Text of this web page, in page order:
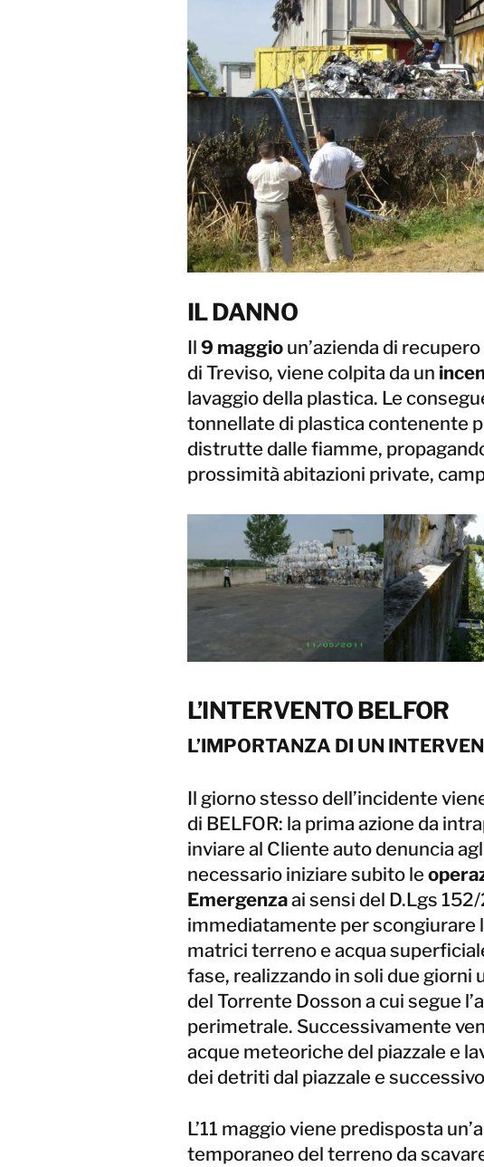
IL DANNO
Il 9 maggio un’azienda di
di Treviso, viene colpita da un
lavaggio della plastica. Le
tonnellate di plastica contenente
distrutte dalle fiamme,
prossimità abitazioni private,
L’INTERVENTO BELFOR
L’IMPORTANZA DI UN
Il giorno stesso dell’incidente
di BELFOR: la prima azione da
inviare al Cliente auto denuncia
necessario iniziare subito le
Emergenzaai sensi del D.Lgs
immediatamente per scongiurare
matrici terreno e acqua
fase, realizzando in soli due
del Torrente Dosson a cui segue
perimetrale. Successivamente
acque meteoriche del piazzale e
dei detriti dal piazzale e
L’11 maggio viene predisposta
temporaneo del terreno da